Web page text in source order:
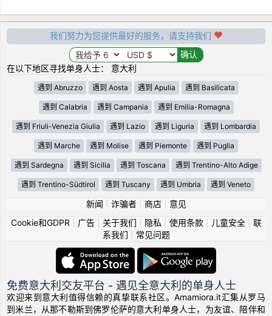
我们努力为您提供最好的服务，请支持我们
在以下地区寻找单身人士： 意大利
遇到 Abruzzo 遇到 Aosta 遇到 Apulia 遇到 Basilicata
遇到 Calabria 遇到 Campania 遇到 Emilia-Romagna
遇到 Friuli-Venezia Giulia 遇到 Lazio 遇到 Liguria 遇到 Lombardia
遇到 Marche 遇到 Molise 遇到 Piemonte 遇到 Puglia
遇到 Sardegna 遇到 Sicilia 遇到 Toscana 遇到 Trentino-Alto Adige
遇到 Trentino-Südtirol 遇到 Tuscany 遇到 Umbria 遇到 Veneto
新闻 诈骗者| 商店| 意见
Cookie和GDPR
广告| 关于我们 隐私 使用条款| 儿童安全| 联
系我们
常见问题
免费意大利交友平台 - 遇见全意大利的单身人士
欢迎来到意大利值得信赖的真挚联系社区。Amamiora.it汇集从罗马
到米兰，从那不勒斯到佛罗伦萨的意大利单身人士，为友谊、陪伴和